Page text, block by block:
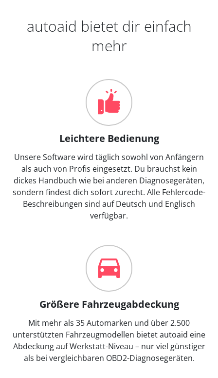
autoaid bietet dir einfach
mehr
Leichtere Bedienung
Unsere Software wird täglich sowohl von Anfängern
als auch von Profis eingesetzt. Du brauchst kein
dickes Handbuch wie bei anderen Diagnosegeräten,
sondern findest dich sofort zurecht. Alle Fehlercode-
Beschreibungen sind auf Deutsch und Englisch
verfügbar.
Größere Fahrzeugabdeckung
Mit mehr als 35 Automarken und über 2.500
unterstützten Fahrzeugmodellen bietet autoaid eine
Abdeckung auf Werkstatt-Niveau – nur viel günstiger
als bei vergleichbaren OBD2-Diagnosegeräten.